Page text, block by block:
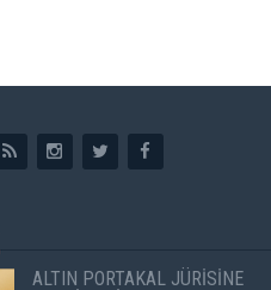
ALTIN PORTAKAL JÜRİSİNE